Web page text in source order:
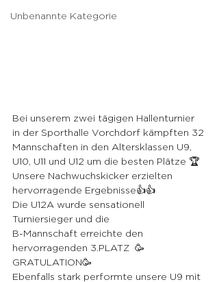
Unbenannte Kategorie
Bei unserem zwei tägigen Hallenturnier
in der Sporthalle Vorchdorf kämpften 32
Mannschaften in den Altersklassen U9,
U10, U11 und U12 um die besten Plätze 🏆
Unsere Nachwuchskicker erzielten
hervorragende Ergebnisse👍👍
Die U12A wurde sensationell
Turniersieger und die
B-Mannschaft erreichte den
hervorragenden 3.PLATZ  🥳
GRATULATION🥳
Ebenfalls stark performte unsere U9 mit